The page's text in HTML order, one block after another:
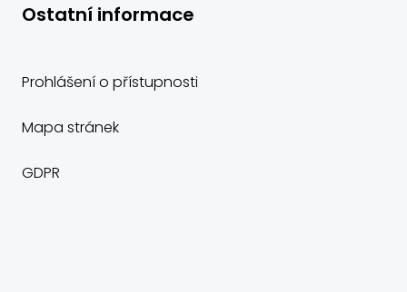
Ostatní informace
Prohlášení o přístupnosti
Mapa stránek
GDPR